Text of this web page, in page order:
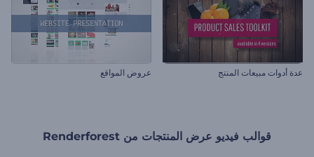
عدة أدوات مبيعات المنتج عروض المواقع
قوالب فيديو عرض المنتجات من Renderforest